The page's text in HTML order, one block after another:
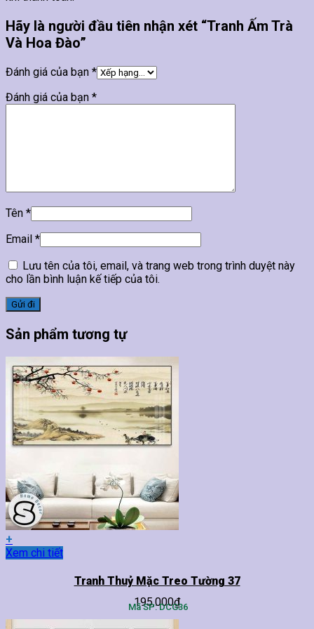
Hãy là người đầu tiên nhận xét “Tranh Ấm Trà
Và Hoa Đào”
Đánh giá của bạn *
Đánh giá của bạn *
Tên *
Email *
Lưu tên của tôi, email, và trang web trong trình duyệt này
cho lần bình luận kế tiếp của tôi.
Sản phẩm tương tự
+
Sản
biến
Xem chi tiết
Tranh Thuỷ Mặc Treo Tường 37
195,000₫
Mã SP: DCG36